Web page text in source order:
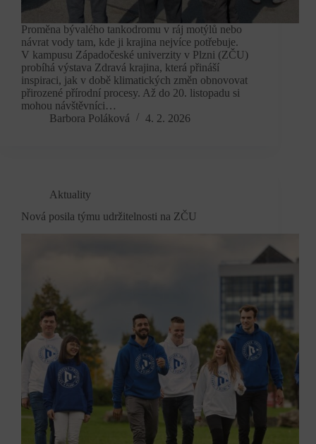
Proměna bývalého tankodromu v ráj motýlů nebo
návrat vody tam, kde ji krajina nejvíce potřebuje.
V kampusu Západočeské univerzity v Plzni (ZČU)
probíhá výstava Zdravá krajina, která přináší
inspiraci, jak v době klimatických změn obnovovat
přirozené přírodní procesy. Až do 20. listopadu si
mohou návštěvníci…
Barbora Poláková
4. 2. 2026
Aktuality
Nová posila týmu udržitelnosti na ZČU